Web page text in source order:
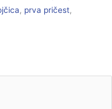
, prva pričest,